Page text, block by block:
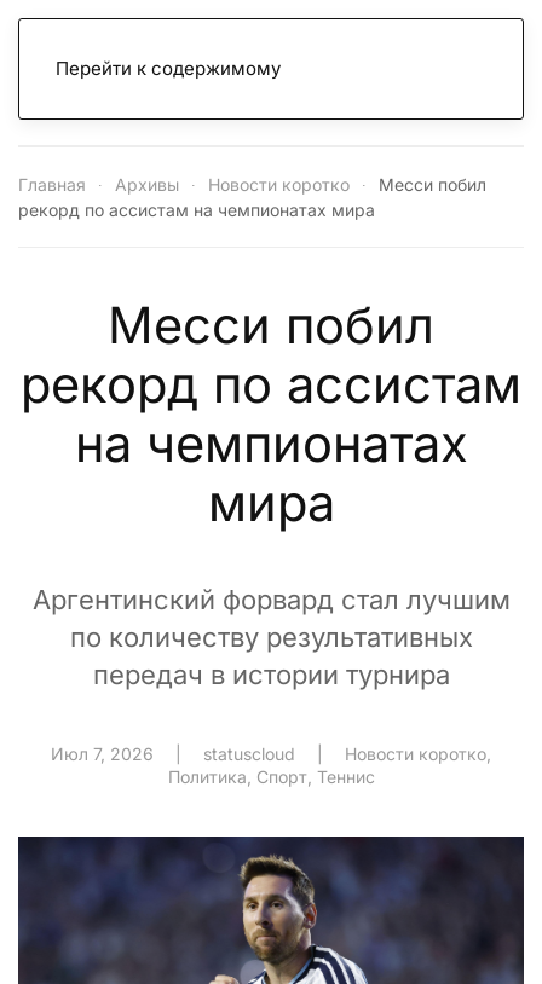
Перейти к содержимому
Главная Архивы Новости коротко
Месси побил
рекорд по ассистам на чемпионатах мира
Месси побил
рекорд по ассистам
на чемпионатах
мира
Аргентинский форвард стал лучшим
по количеству результативных
передач в истории турнира
Июл 7, 2026 statuscloud Новости коротко
Политика Спорт, Теннис